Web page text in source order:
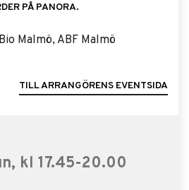
kl 17.45-20.00
PÅ PANORA.
Malmö, ABF Malmö
TILL ARRANGÖRENS EVENTSIDA